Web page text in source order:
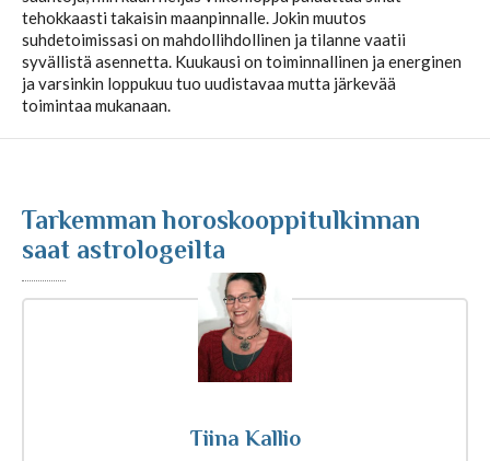
Rakkaushoroskooppi
Parisuhdehoroskooppi
Kiinalainen horoskooppi
Horoskooppiartikkelit
tehokkaasti takaisin maanpinnalle. Jokin muutos
suhdetoimissasi on mahdollihdollinen ja tilanne vaatii
syvällistä asennetta. Kuukausi on toiminnallinen ja energinen
ja varsinkin loppukuu tuo uudistavaa mutta järkevää
toimintaa mukanaan.
Tarkemman horoskooppitulkinnan
saat astrologeilta
Tiina Kallio